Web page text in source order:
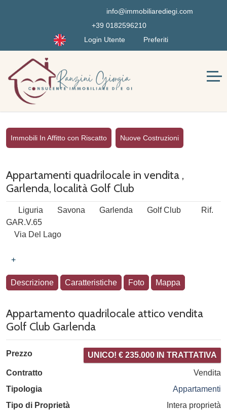
info@immobiliarediegi.com
+39 0182596210
Login Utente
Preferiti
Immobili In Affitto con Riscatto Nuove Costruzioni
Appartamenti quadrilocale in vendita ,
Garlenda, località Golf Club
Liguria Savona Garlenda Golf Club
Rif.
GAR.V.65
Via Del Lago
+
Descrizione Caratteristiche Foto Mappa
Appartamento quadrilocale attico vendita
Golf Club Garlenda
Prezzo UNICO! € 235.000 IN TRATTATIVA
Contratto
Vendita
Tipologia
Appartamenti
Tipo di Proprietà
Intera proprietà